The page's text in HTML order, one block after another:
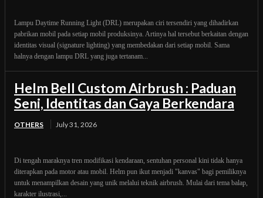
Lampu Daytime Running Light (DRL) merupakan ciri tersendiri yang dihadirkan
pabrikan mobil pada setiap mobil produksinya. Artinya hal tersebut berkaitan dengan
identitas visual (signature lighting) yang membedakan dari setiap mobil. Sama
halnya dengan lampu DRL yang juga tertanam...
Helm Bell Custom Airbrush : Paduan
Seni, Identitas dan Gaya Berkendara
OTHERS July 31, 2026
Di tengah maraknya tren modifikasi kendaraan, sentuhan personal kini tidak hanya
diterapkan pada motor atau mobil. Helm pun ikut menjadi "kanvas" bagi pemiliknya
untuk menampilkan desain yang unik melalui teknik airbrush. Mulai dari tema balap,
karakter ilustrasi,...